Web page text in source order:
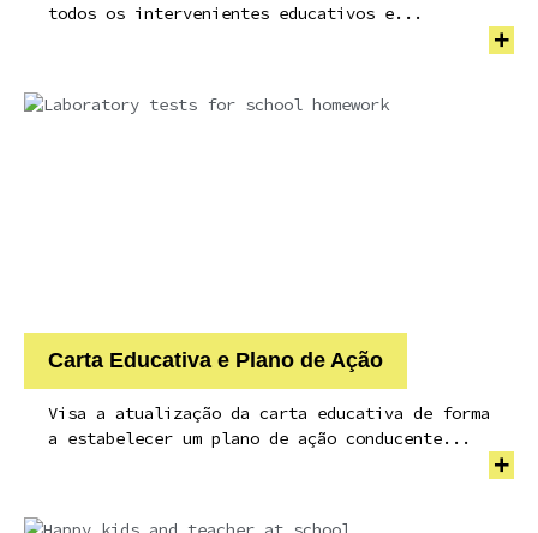
todos os intervenientes educativos e...
+
Carta Educativa e Plano de Ação
Visa a atualização da carta educativa de forma
a estabelecer um plano de ação conducente...
+